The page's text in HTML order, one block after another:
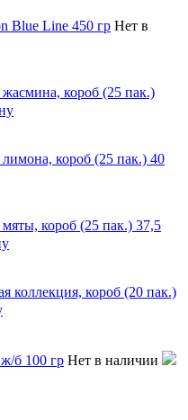
Blue Line 450 гр Нет в
короб (25 пак.)
короб (25 пак.) 40
короб (25 пак.) 37,5
коллекция, короб (20 пак.)
б 100 гр Нет в наличии